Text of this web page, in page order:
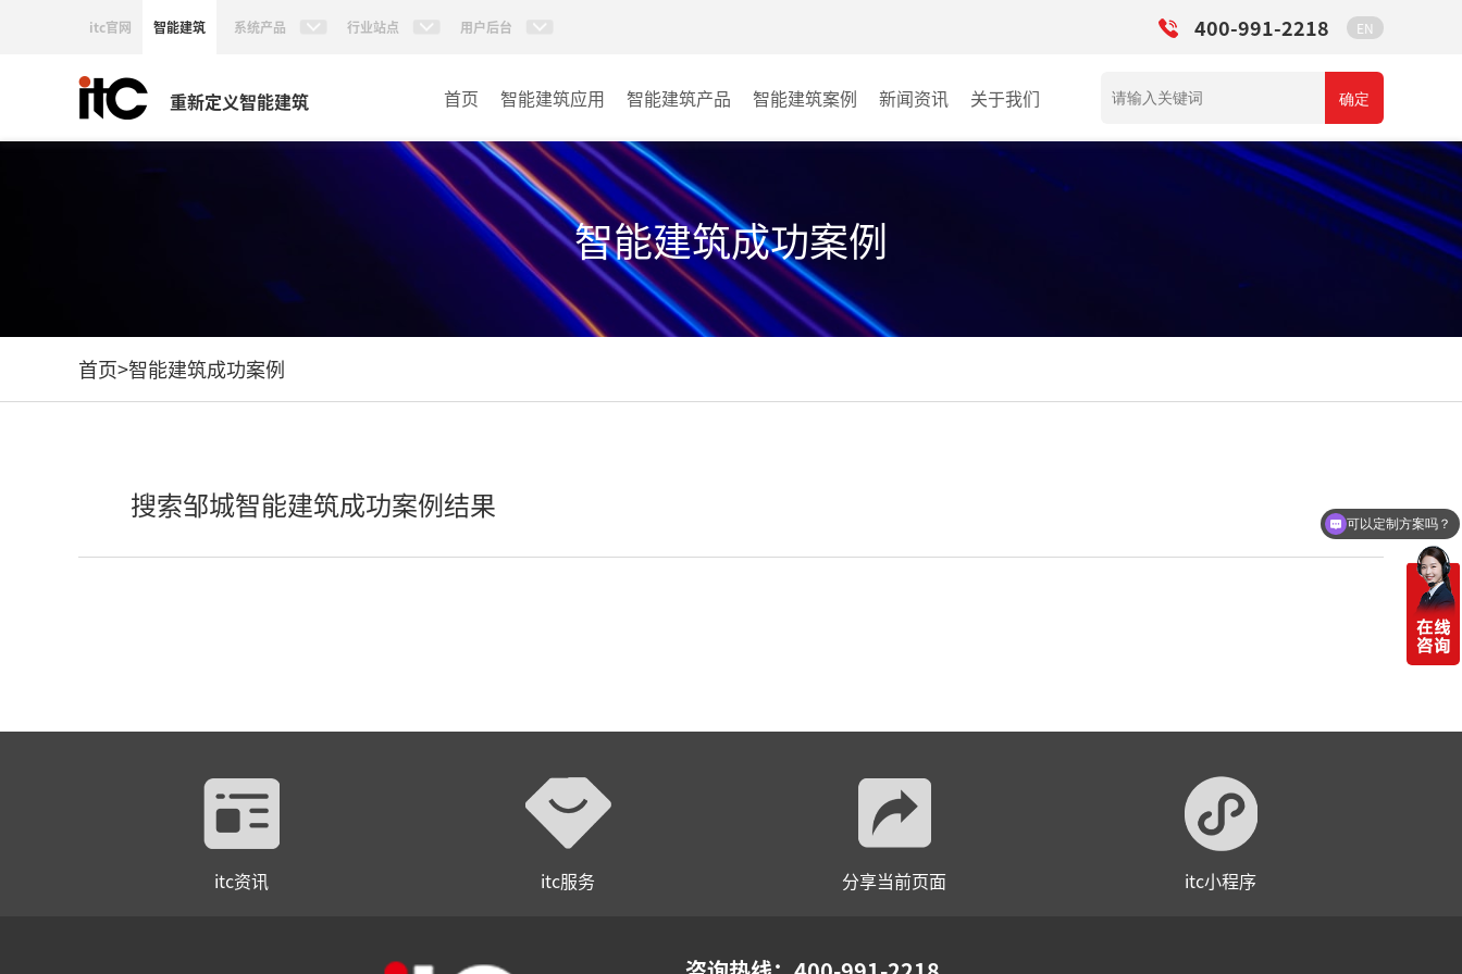
itc官网 智能建筑 系统产品 行业站点 用户后台 400-991-2218 EN
重新定义智能建筑 首页 智能建筑应用 智能建筑产品
智能建筑系列
智能建筑案例
政府单位
学校
其它
新闻资讯 关于我们 确定
智能建筑成功案例
首页>智能建筑成功案例
搜索邹城智能建筑成功案例结果
itc资讯 itc服务 分享当前页面 itc小程序
可以定制方案吗？